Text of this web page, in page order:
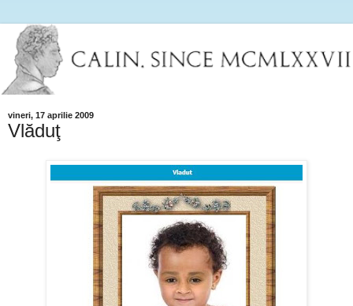
vineri, 17 aprilie 2009
Vlăduţ